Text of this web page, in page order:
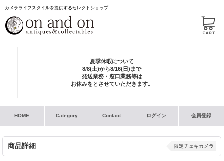
カメラライフスタイルを提供するセレクトショップ
夏季休暇について
8/8(土)から8/16(日)まで
発送業務・窓口業務等は
お休みをとさせていただきます。
HOME Category Contact ログイン 会員登録
商品詳細 限定チェキカメラ